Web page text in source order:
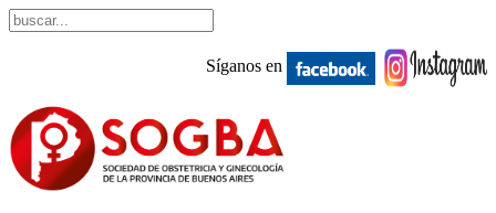
Síganos en